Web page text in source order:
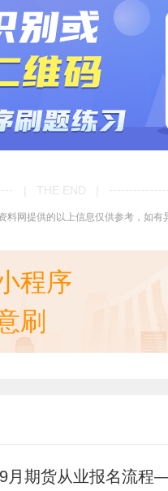
| THE END |
网提供的以上信息仅供参考，如有
程序
刷
月期货从业报名流